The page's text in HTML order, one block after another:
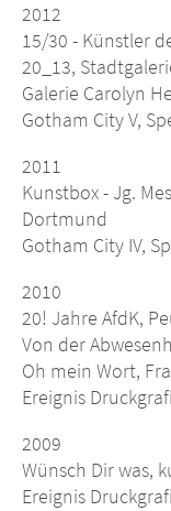
2012
15/30 - Künstler
20_13,
Galerie Carolyn
Gotham City V,
2011
Kunstbox - Jg.
Dortmund
Gotham City IV,
2010
20! Jahre AfdK,
Von der
Oh mein Wort,
Ereignis
2009
Wünsch Dir was,
Ereignis